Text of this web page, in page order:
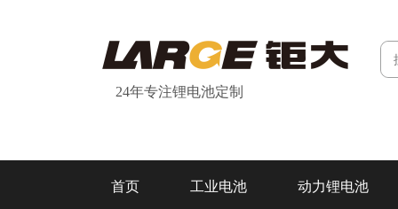
24年专注锂电池定制
首页 工业电池 动力锂电池